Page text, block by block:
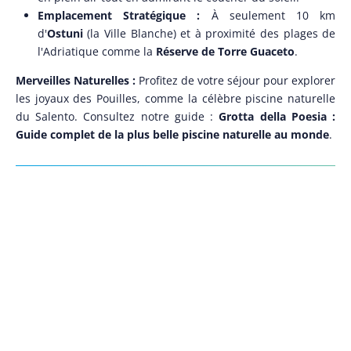
Emplacement Stratégique : À seulement 10 km
d'Ostuni(la Ville Blanche) et à proximité des plages de
l'Adriatique comme la Réserve de Torre Guaceto.
Merveilles Naturelles :Profitez de votre séjour pour explorer
les joyaux des Pouilles, comme la célèbre piscine naturelle
du Salento. Consultez notre guide :Grotta della Poesia :
Guide complet de la plus belle piscine naturelle au monde.